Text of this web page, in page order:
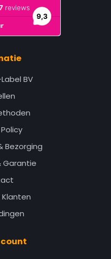
BV
Bezorging
Garantie